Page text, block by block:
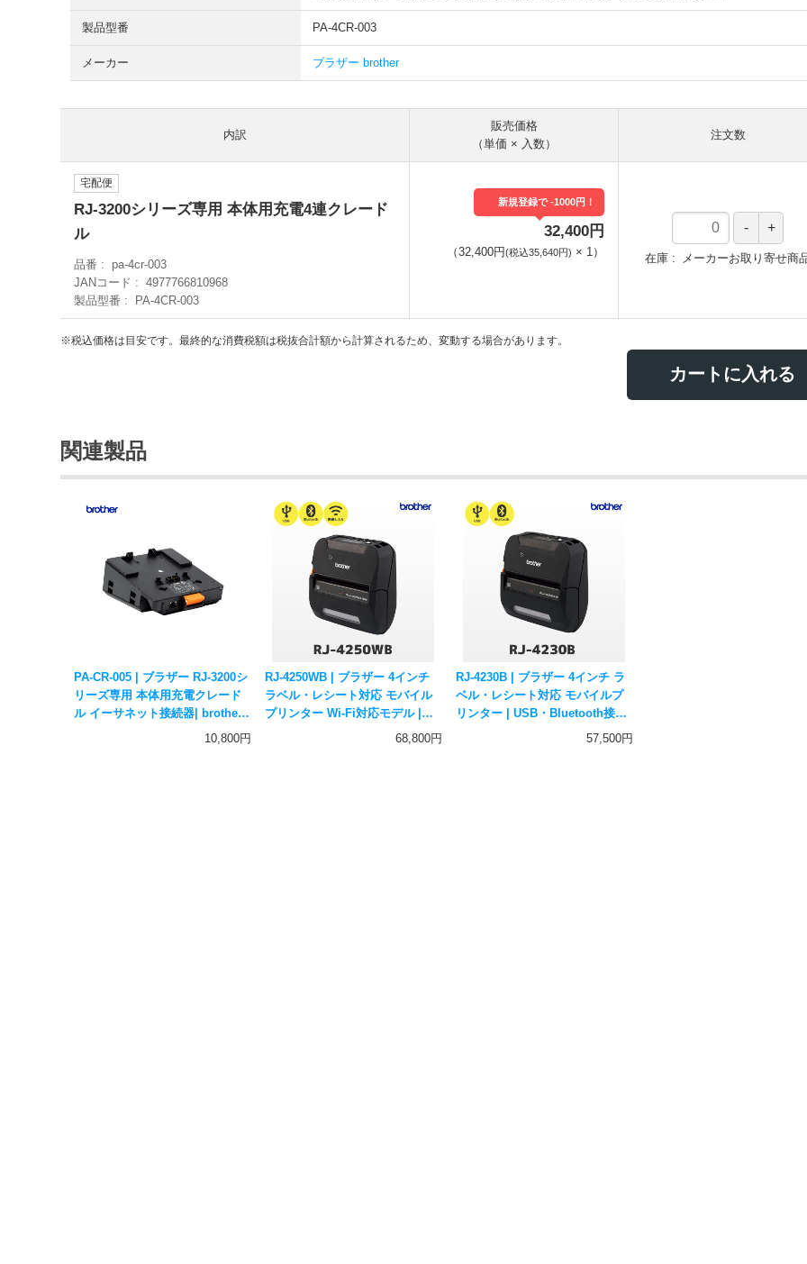
製品型番 PA-4CR-003
メーカー ブラザー brother
内訳
販売価格
（単価 × 入数）
注文数
宅配便
RJ-3200シリーズ専用 本体用充電4連クレード
ル
品番
pa-4cr-003
JANコード
4977766810968
製品型番
PA-4CR-003
新規登録で -1000円！
32,400円
（32,400円(税込35,640円) × 1 ） 在庫 メーカーお取り寄せ商
※税込価格は目安です。最終的な消費税額は税抜合計額から計算されるため、変動する場合があります。
カートに入れる
関連製品
PA-CR-005 | ブラザー RJ-3200シ
リーズ専用 本体用充電クレード
ル イーサネット接続器| brother
純正 モバイルプリンター用オプ
10,800円
RJ-4250WB | ブラザー 4インチ
ラベル・レシート対応 モバイル
プリンター Wi-Fi対応モデル |
USB・無線LAN・Bluetooth接続
68,800円
RJ-4230B | ブラザー 4インチ ラ
ベル・レシート対応 モバイルプ
リンター | USB・Bluetooth接続
MFi認証 brother 純正 サーマル
57,500円